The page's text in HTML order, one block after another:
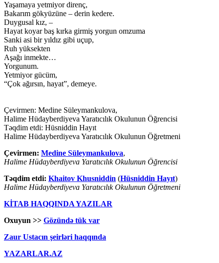
Yaşamaya yetmiyor direnç,
Bakarım gökyüzüne – derin kedere.
Duygusal kız, –
Hayat koyar baş kırka girmiş yorgun omzuma
Sanki asi bir yıldız gibi uçup,
Ruh yüksekten
Aşağı inmekte…
Yorgunum.
Yetmiyor gücüm,
“Çok ağırsın, hayat”, demeye.
Çevirmen: Medine Süleymankulova,
Halime Hüdayberdiyeva Yaratıcılık Okulunun Öğrencisi
Təqdim etdi: Hüsniddin Hayıt
Halime Hüdayberdiyeva Yaratıcılık Okulunun Öğretmeni
Çevirmen: Medine Süleymankulova,
Halime Hüdayberdiyeva Yaratıcılık Okulunun Öğrencisi
Təqdim etdi: Khaitov Khusniddin (Hüsniddin Hayıt)
Halime Hüdayberdiyeva Yaratıcılık Okulunun Öğretmeni
KİTAB HAQQINDA YAZILAR
Oxuyun >> Gözündə tük var
Zaur Ustacın şeirləri haqqında
YAZARLAR.AZ